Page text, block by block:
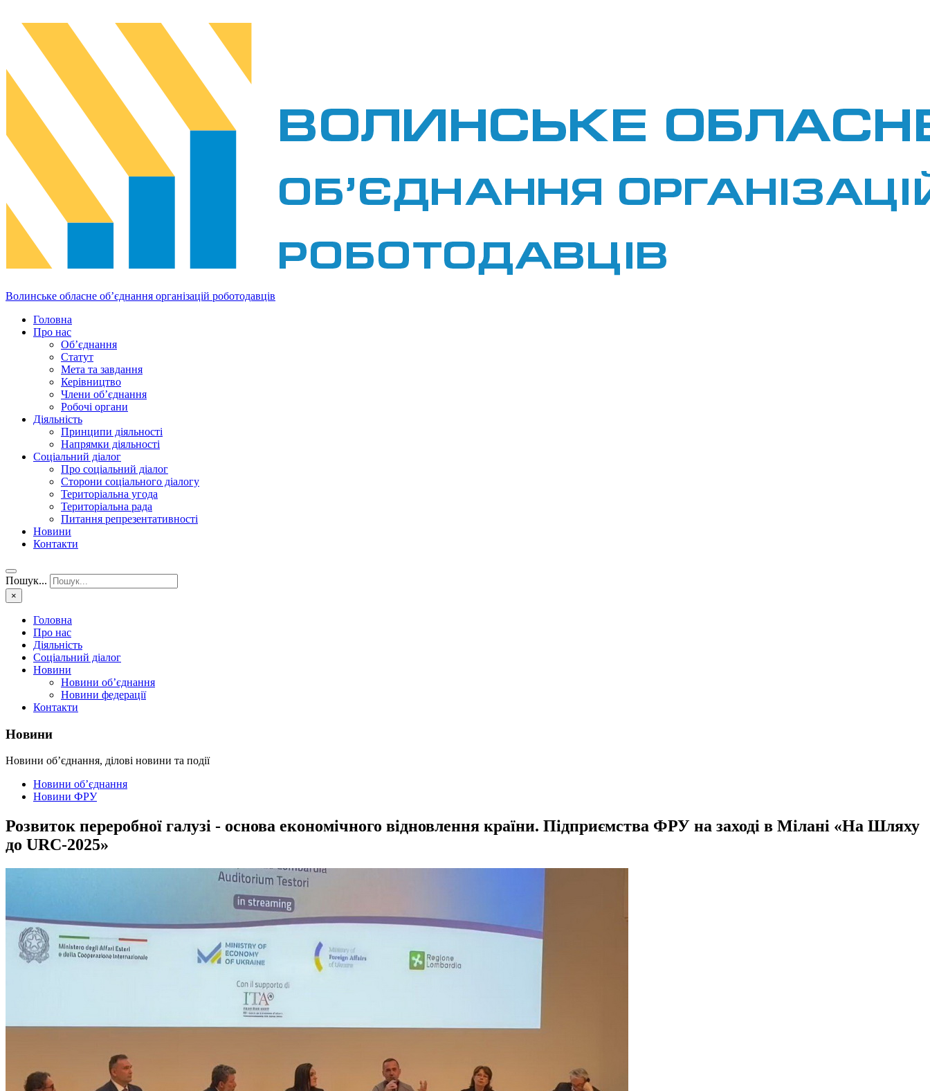
Волинське обласне об’єднання організацій роботодавців
Головна
Про нас
Об’єднання
Статут
Мета та завдання
Керівництво
Члени об’єднання
Робочі органи
Діяльність
Принципи діяльності
Напрямки діяльності
Соціальний діалог
Про соціальний діалог
Сторони соціального діалогу
Територіальна угода
Територіальна рада
Питання репрезентативності
Новини
Контакти
Пошук...
×
Головна
Про нас
Діяльність
Соціальний діалог
Новини
Новини об’єднання
Новини федерації
Контакти
Новини
Новини об’єднання, ділові новини та події
Новини об’єднання
Новини ФРУ
Розвиток переробної галузі - основа економічного відновлення країни. Підприємства ФРУ на заході в Мілані «На Шляху
до URC-2025»